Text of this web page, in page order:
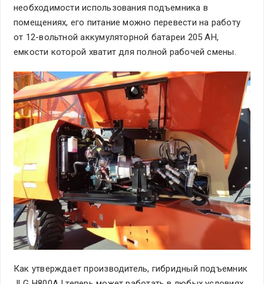
необходимости использования подъемника в
помещениях, его питание можно перевести на работу
от 12-вольтной аккумуляторной батареи 205 AH,
емкости которой хватит для полной рабочей смены.
Как утверждает производитель, гибридный подъемник